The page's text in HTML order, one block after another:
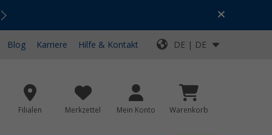
Top-Deals für dein Abenteuer!
Blog Karriere Hilfe & Kontakt DE | DE
Filialen Merkzettel Mein Konto Warenkorb